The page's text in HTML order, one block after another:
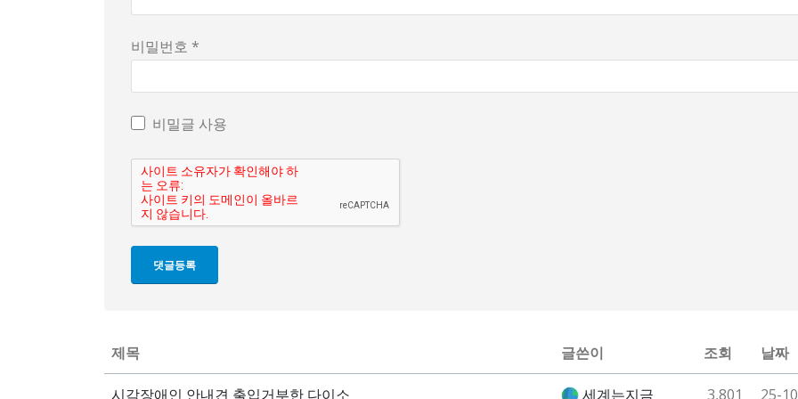
비밀번호 *
비밀글 사용
제목 글쓴이 조회 날짜
시각장애인 안내견 출입거부한 다이소 세계는지금 3,801 25-